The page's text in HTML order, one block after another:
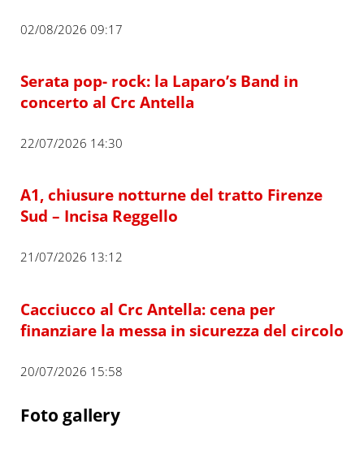
02/08/2026 09:17
Serata pop- rock: la Laparo’s Band in
concerto al Crc Antella
22/07/2026 14:30
A1, chiusure notturne del tratto Firenze
Sud – Incisa Reggello
21/07/2026 13:12
Cacciucco al Crc Antella: cena per
finanziare la messa in sicurezza del circolo
20/07/2026 15:58
Foto gallery